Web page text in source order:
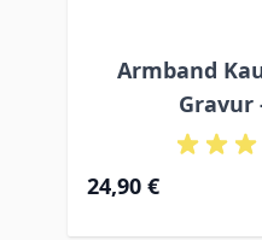
Armband
Gravur
24,90 €